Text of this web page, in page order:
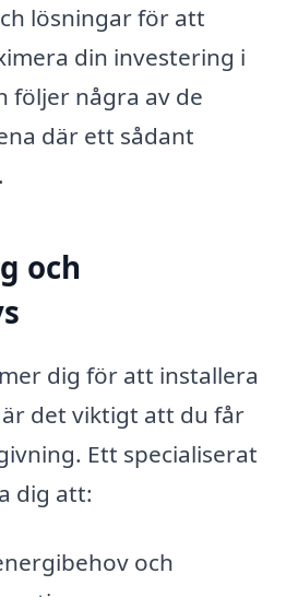
lösningar för att
din investering i
följer några av de
där ett sådant
och
dig för att installera
det viktigt att du får
Ett specialiserat
dig att:
och